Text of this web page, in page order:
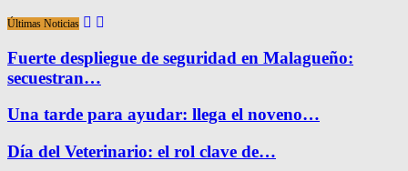
Últimas Noticias
Fuerte despliegue de seguridad en Malagueño:
secuestran…
Una tarde para ayudar: llega el noveno…
Día del Veterinario: el rol clave de…